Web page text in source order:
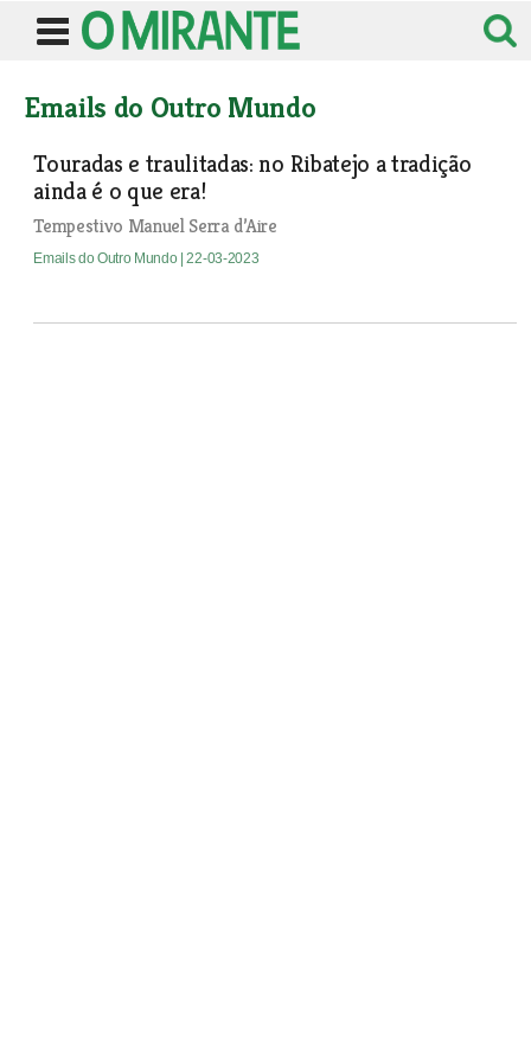
Emails do Outro Mundo
Touradas e traulitadas: no Ribatejo a tradição
ainda é o que era!
Tempestivo Manuel Serra d’Aire
Emails do Outro Mundo | 22-03-2023